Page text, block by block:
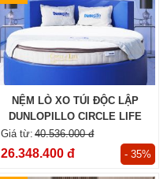
NỆM LÒ XO TÚI ĐỘC LẬP
DUNLOPILLO CIRCLE LIFE
40.536.000 đ
26.348.400 đ - 35%